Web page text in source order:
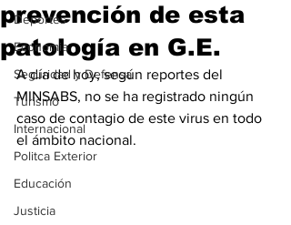
Deportes
Economia
Seguridad y Defensa
Turismo
Internacional
Politca Exterior
Educación
Justicia
prevención de esta
patología en G.E.
A día de hoy, según reportes del
MINSABS, no se ha registrado ningún
caso de contagio de este virus en todo
el ámbito nacional.